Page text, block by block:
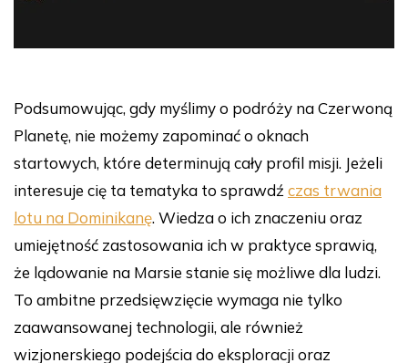
Podsumowując, gdy myślimy o podróży na Czerwoną
Planetę, nie możemy zapominać o oknach
startowych, które determinują cały profil misji. Jeżeli
interesuje cię ta tematyka to sprawdź czas trwania
lotu na Dominikanę. Wiedza o ich znaczeniu oraz
umiejętność zastosowania ich w praktyce sprawią,
że lądowanie na Marsie stanie się możliwe dla ludzi.
To ambitne przedsięwzięcie wymaga nie tylko
zaawansowanej technologii, ale również
wizjonerskiego podejścia do eksploracji oraz